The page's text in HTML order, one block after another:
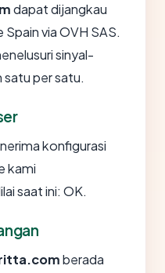
dapat dijangkau
via OVH SAS.
sinyal-
satu per satu.
konfigurasi
kami
saat ini: OK.
berada